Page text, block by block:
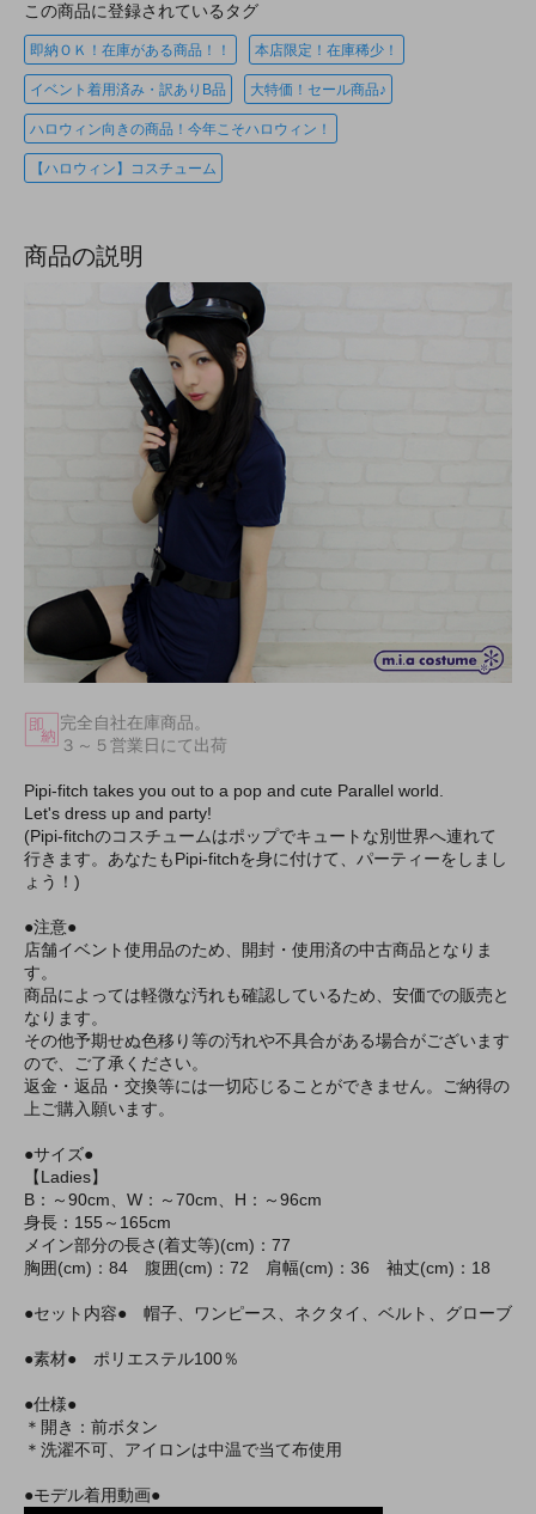
この商品に登録されているタグ
即納ＯＫ！在庫がある商品！！ 本店限定！在庫稀少！
イベント着用済み・訳ありB品 大特価！セール商品♪
ハロウィン向きの商品！今年こそハロウィン！
【ハロウィン】コスチューム
商品の説明
完全自社在庫商品。
３～５営業日にて出荷
Pipi-fitch takes you out to a pop and cute Parallel world.
Let's dress up and party!
(Pipi-fitchのコスチュームはポップでキュートな別世界へ連れて
行きます。あなたもPipi-fitchを身に付けて、パーティーをしまし
ょう！)
●注意●
店舗イベント使用品のため、開封・使用済の中古商品となりま
す。
商品によっては軽微な汚れも確認しているため、安価での販売と
なります。
その他予期せぬ色移り等の汚れや不具合がある場合がございます
ので、ご了承ください。
返金・返品・交換等には一切応じることができません。ご納得の
上ご購入願います。
●サイズ●
【Ladies】
B：～90cm、W：～70cm、H：～96cm
身長：155～165cm
メイン部分の長さ(着丈等)(cm)：77
胸囲(cm)：84 腹囲(cm)：72 肩幅(cm)：36 袖丈(cm)：18
●セット内容● 帽子、ワンピース、ネクタイ、ベルト、グローブ
●素材● ポリエステル100％
●仕様●
＊開き：前ボタン
＊洗濯不可、アイロンは中温で当て布使用
●モデル着用動画●